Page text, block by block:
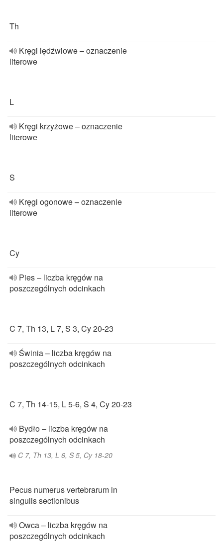
Th
Kręgi lędźwiowe – oznaczenie
literowe
L
Kręgi krzyżowe – oznaczenie
literowe
S
Kręgi ogonowe – oznaczenie
literowe
Cy
Pies – liczba kręgów na
poszczególnych odcinkach
C 7, Th 13, L 7, S 3, Cy 20-23
Świnia – liczba kręgów na
poszczególnych odcinkach
C 7, Th 14-15, L 5-6, S 4, Cy 20-23
Bydło – liczba kręgów na
poszczególnych odcinkach
C 7, Th 13, L 6, S 5, Cy 18-20
Pecus numerus vertebrarum in
singulis sectionibus
Owca – liczba kręgów na
poszczególnych odcinkach